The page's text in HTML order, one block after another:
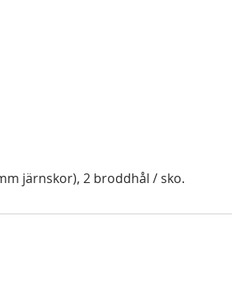
järnskor), 2 broddhål / sko.